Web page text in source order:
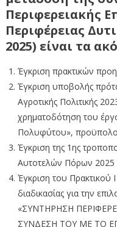
Περιφερειακής
Περιφέρειας
2025) είναι τα
Έγκριση πρακτικών
Έγκριση υποβολής
Αγροτικής Πολιτικής
χρηματοδότηση του
Πολυφύτου»,
Έγκριση της 1ης
Αυτοτελών Πόρων 2025
Έγκριση του Πρακτικού
διαδικασίας για την
«ΣΥΝΤΗΡΗΣΗ
ΣΥΝΔΕΣΗ ΤΟΥ ΜΕ ΤΟ